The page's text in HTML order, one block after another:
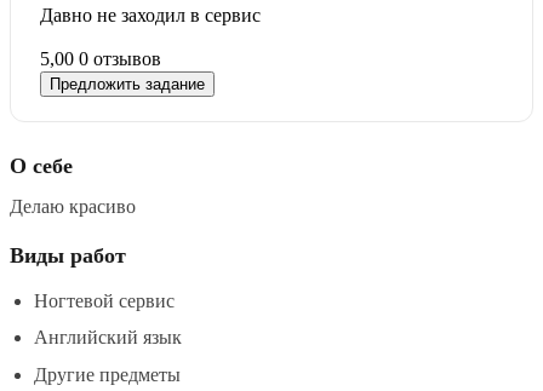
Давно не заходил в сервис
5,00 0 отзывов
Предложить задание
О себе
Делаю красиво
Виды работ
Ногтевой сервис
Английский язык
Другие предметы